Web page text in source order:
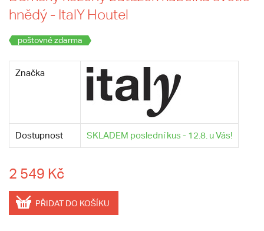
hnědý - ItalY Houtel
poštovné zdarma
Značka
Dostupnost SKLADEM poslední kus - 12.8. u Vás!
2 549 Kč
PŘIDAT DO KOŠÍKU